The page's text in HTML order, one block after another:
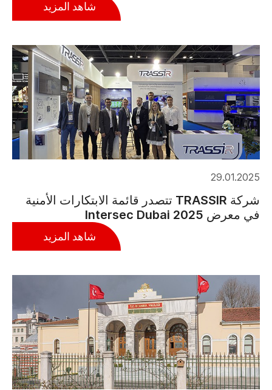
شاهد المزيد
29.01.2025
شركة TRASSIR تتصدر قائمة الابتكارات الأمنية
في معرض Intersec Dubai 2025
شاهد المزيد